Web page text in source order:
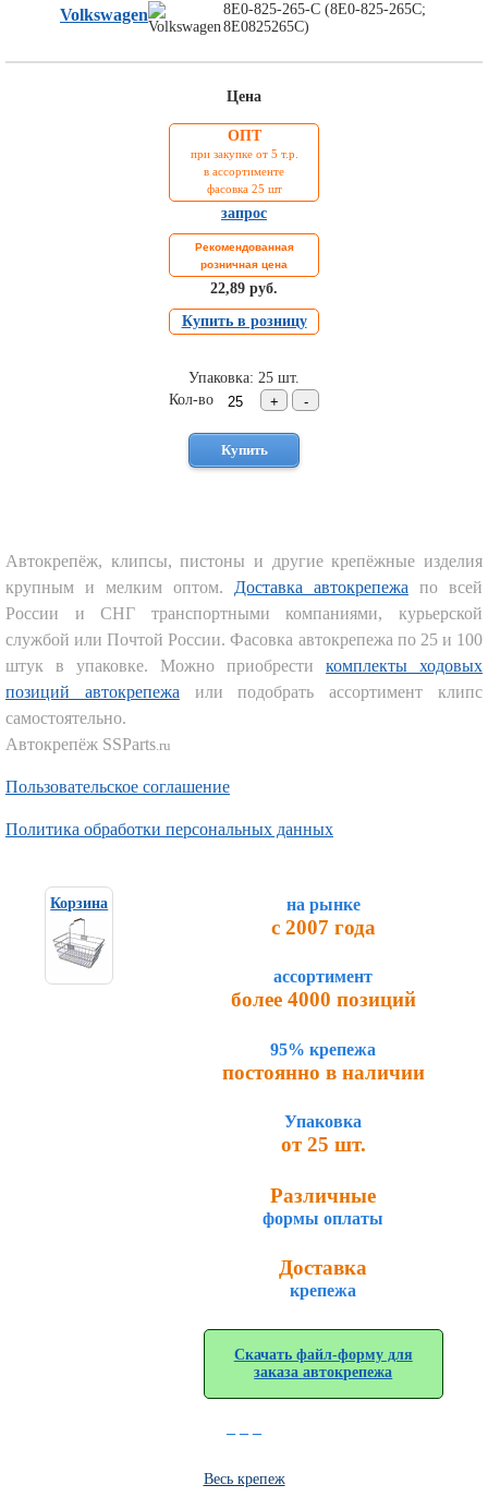
Volkswagen
8E0-825-265-C (8E0-825-265C;
8E0825265C)
Цена
ОПТ
при закупке от 5 т.р.
в ассортименте
фасовка 25 шт
запрос
Рекомендованная
розничная цена
22,89 руб.
Купить в розницу
Упаковка: 25 шт.
Кол-во
Автокрепёж, клипсы, пистоны и другие крепёжные изделия
крупным и мелким оптом. Доставка автокрепежа по всей
России и СНГ транспортными компаниями, курьерской
службой или Почтой России. Фасовка автокрепежа по 25 и 100
штук в упаковке. Можно приобрести комплекты ходовых
позиций автокрепежа или подобрать ассортимент клипс
самостоятельно.
Автокрепёж SSParts.ru
Пользовательское соглашение
Политика обработки персональных данных
Корзина на рынке
с 2007 года
ассортимент
более 4000 позиций
95% крепежа
постоянно в наличии
Упаковка
от 25 шт.
Различные
формы оплаты
Доставка
крепежа
Скачать файл-форму для
заказа автокрепежа
Весь крепеж